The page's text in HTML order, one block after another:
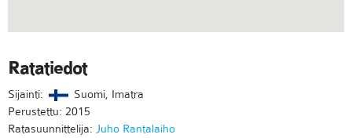
Ratatiedot
Sijainti:
Suomi, Imatra
Perustettu: 2015
Ratasuunnittelija: Juho Rantalaiho